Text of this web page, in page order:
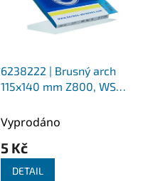
6238222 | Brusný arch
115x140 mm Z800, WS
Vyprodáno
5 Kč
DETAIL